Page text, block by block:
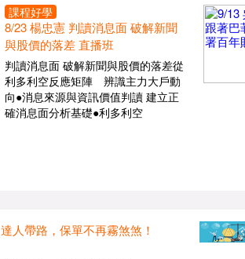
課程好學
8/23 楊忠憲 判讀消息面 破解新聞
與股價的落差 直播班
判讀消息面 破解新聞與股價的落差從
利多利空反應矩陣 辨識主力大戶動
向●消息來源與資訊價值判讀 建立正
確消息面分析基礎●利多利空
達人帶路，保單不再霧煞煞！